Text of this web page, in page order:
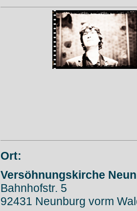
Ort:
Versöhnungskirche
Bahnhofstr. 5
92431 Neunburg vorm